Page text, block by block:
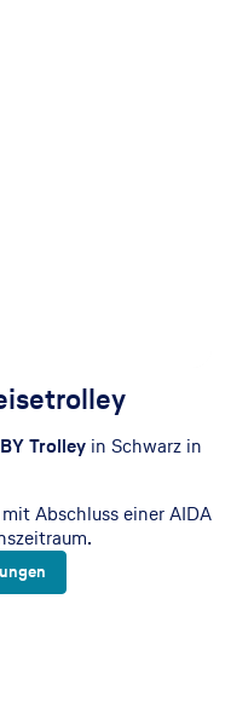
Trolley in Schwarz in
Abschluss einer AIDA